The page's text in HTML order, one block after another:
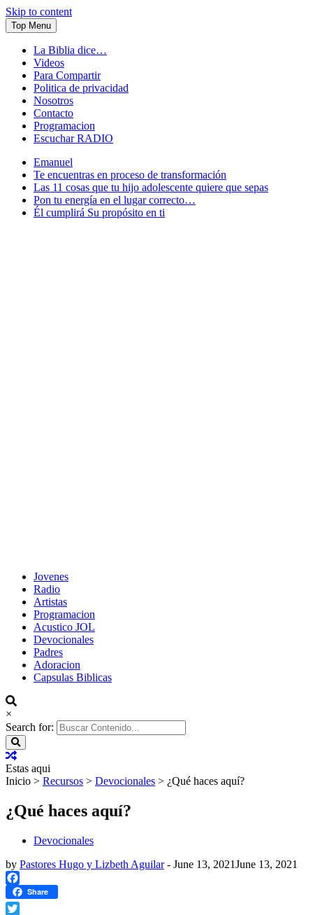
Skip to content
Top Menu
La Biblia dice…
Videos
Para Compartir
Politica de privacidad
Nosotros
Contacto
Programacion
Escuchar RADIO
Emanuel
Te encuentras en proceso de transformación
Las 11 cosas que tu hijo adolescente quiere que sepas
Pon tu energía en el lugar correcto…
Él cumplirá Su propósito en ti
Jovenes
Radio
Artistas
Programacion
Acustico JOL
Devocionales
Padres
Adoracion
Capsulas Biblicas
×
Search for:
Estas aqui
Inicio > Recursos > Devocionales > ¿Qué haces aquí?
¿Qué haces aquí?
Devocionales
by Pastores Hugo y Lizbeth Aguilar- June 13, 2021June 13, 2021
Facebook
Share